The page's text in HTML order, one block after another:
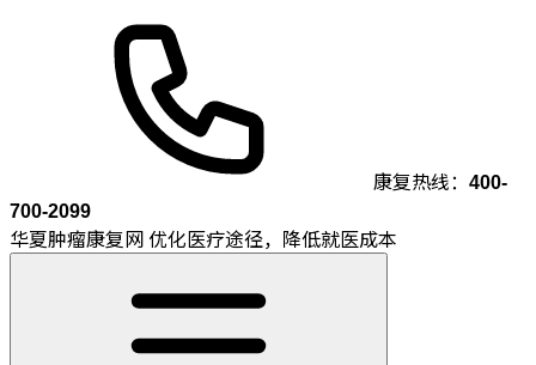
康复热线： 400-
700-2099
华夏肿瘤康复网 优化医疗途径，降低就医成本